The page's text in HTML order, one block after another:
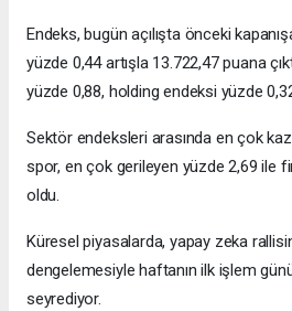
Endeks, bugün açılışta önceki
yüzde 0,44 artışla 13.722,47 puana
yüzde 0,88, holding endeksi yüzde
Sektör endeksleri arasında en çok
spor, en çok gerileyen yüzde 2,69 ile
oldu.
Küresel piyasalarda, yapay zeka
dengelemesiyle haftanın ilk işlem
seyrediyor.